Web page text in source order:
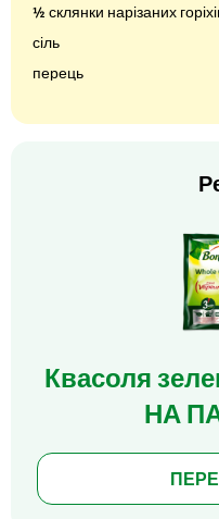
½ склянки нарізаних
сіль
перець
Квасоля
НА